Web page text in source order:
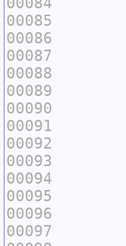
00085
00086
00087
00088
00089
00090
00091
00092
00093
00094
00095
00096
00097